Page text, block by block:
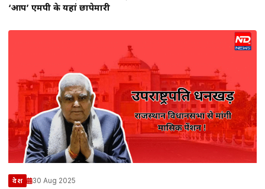
‘आप’ एमपी के यहां छापेमारी
देश 30 Aug 2025